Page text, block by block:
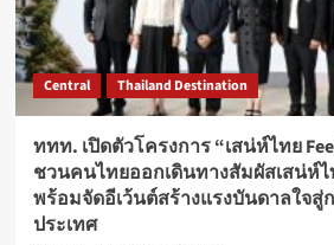
Central Thailand Destination
ททท. เปิดตัวโครงการ “เสน่ห์ไทย
ชวนคนไทยออกเดินทางสัมผัสเสน่ห์
พร้อมจัดอีเว้นต์สร้างแรงบันดาลใจสู่
ประเทศ